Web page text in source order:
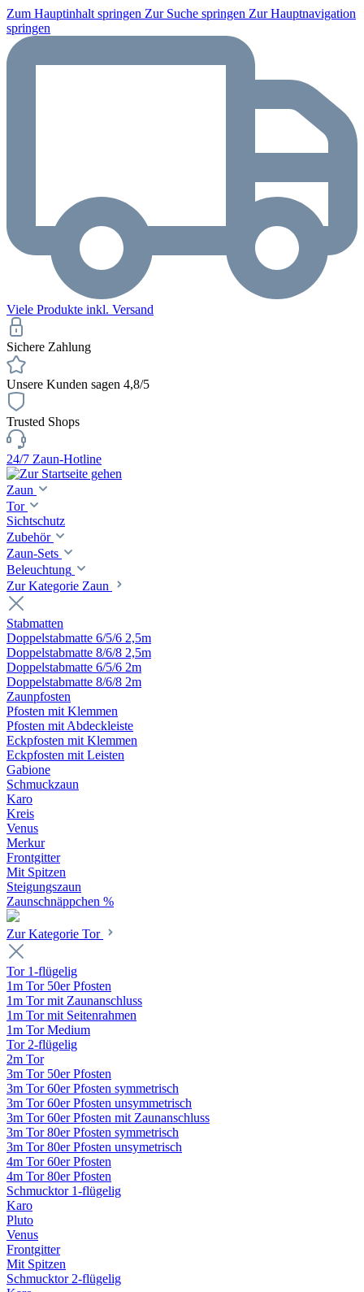
Zum Hauptinhalt springen Zur Suche springen Zur Hauptnavigation
springen
Viele Produkte inkl. Versand
Sichere Zahlung
Unsere Kunden sagen 4,8/5
Trusted Shops
24/7 Zaun-Hotline
Zaun
Tor
Sichtschutz
Zubehör
Zaun-Sets
Beleuchtung
Zur Kategorie Zaun
Stabmatten
Doppelstabmatte 6/5/6 2,5m
Doppelstabmatte 8/6/8 2,5m
Doppelstabmatte 6/5/6 2m
Doppelstabmatte 8/6/8 2m
Zaunpfosten
Pfosten mit Klemmen
Pfosten mit Abdeckleiste
Eckpfosten mit Klemmen
Eckpfosten mit Leisten
Gabione
Schmuckzaun
Karo
Kreis
Venus
Merkur
Frontgitter
Mit Spitzen
Steigungszaun
Zaunschnäppchen %
Zur Kategorie Tor
Tor 1-flügelig
1m Tor 50er Pfosten
1m Tor mit Zaunanschluss
1m Tor mit Seitenrahmen
1m Tor Medium
Tor 2-flügelig
2m Tor
3m Tor 50er Pfosten
3m Tor 60er Pfosten symmetrisch
3m Tor 60er Pfosten unsymmetrisch
3m Tor 60er Pfosten mit Zaunanschluss
3m Tor 80er Pfosten symmetrisch
3m Tor 80er Pfosten unsymetrisch
4m Tor 60er Pfosten
4m Tor 80er Pfosten
Schmucktor 1-flügelig
Karo
Pluto
Venus
Frontgitter
Mit Spitzen
Schmucktor 2-flügelig